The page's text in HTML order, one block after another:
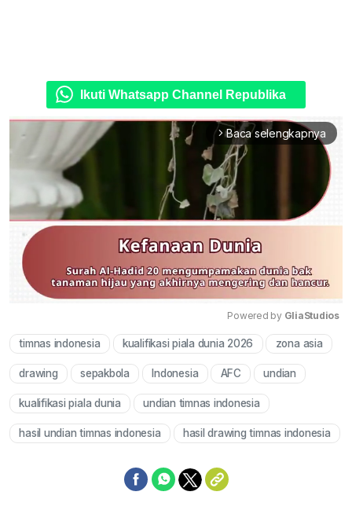
Ikuti Whatsapp Channel Republika
arrow_forward_ios Baca selengkapnya
Mute
Powered by GliaStudios
timnas indonesia kualifikasi piala dunia 2026 zona asia
drawing sepakbola Indonesia AFC undian
kualifikasi piala dunia undian timnas indonesia
hasil undian timnas indonesia hasil drawing timnas indonesia